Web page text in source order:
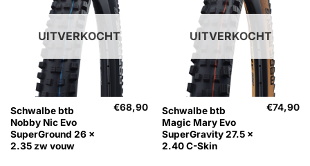
UITVERKOCHT
Schwalbe btb
Nobby Nic Evo
SuperGround 26 x
2.35 zw vouw
€68,90
UITVERKOCHT
Schwalbe btb
Magic Mary Evo
SuperGravity 27.5 x
2.40 C-Skin
€74,90